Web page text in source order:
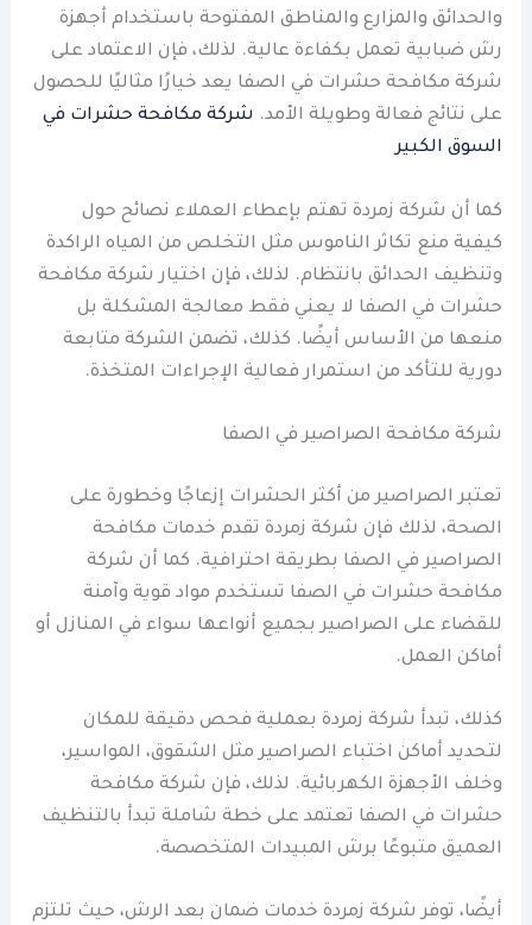
والحدائق والمزارع والمناطق المفتوحة باستخدام أجهزة
رش ضبابية تعمل بكفاءة عالية. لذلك، فإن الاعتماد على
شركة مكافحة حشرات في الصفا يعد خيارًا مثاليًا للحصول
على نتائج فعالة وطويلة الأمد. شركة مكافحة حشرات في
السوق الكبير
كما أن شركة زمردة تهتم بإعطاء العملاء نصائح حول
كيفية منع تكاثر الناموس مثل التخلص من المياه الراكدة
وتنظيف الحدائق بانتظام. لذلك، فإن اختيار شركة مكافحة
حشرات في الصفا لا يعني فقط معالجة المشكلة بل
منعها من الأساس أيضًا. كذلك، تضمن الشركة متابعة
دورية للتأكد من استمرار فعالية الإجراءات المتخذة.
شركة مكافحة الصراصير في الصفا
تعتبر الصراصير من أكثر الحشرات إزعاجًا وخطورة على
الصحة، لذلك فإن شركة زمردة تقدم خدمات مكافحة
الصراصير في الصفا بطريقة احترافية. كما أن شركة
مكافحة حشرات في الصفا تستخدم مواد قوية وآمنة
للقضاء على الصراصير بجميع أنواعها سواء في المنازل أو
أماكن العمل.
كذلك، تبدأ شركة زمردة بعملية فحص دقيقة للمكان
لتحديد أماكن اختباء الصراصير مثل الشقوق، المواسير،
وخلف الأجهزة الكهربائية. لذلك، فإن شركة مكافحة
حشرات في الصفا تعتمد على خطة شاملة تبدأ بالتنظيف
العميق متبوعًا برش المبيدات المتخصصة.
أيضًا، توفر شركة زمردة خدمات ضمان بعد الرش، حيث تلتزم